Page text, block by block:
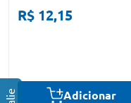
R$ 12,15
Adicionar